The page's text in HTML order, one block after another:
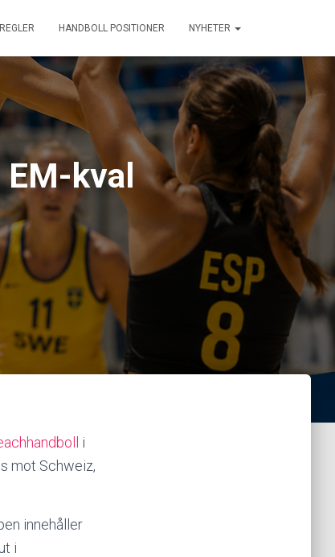
HANDBOLL POSITIONER NYHETER
EM-kval
i
mot Schweiz,
innehåller
i